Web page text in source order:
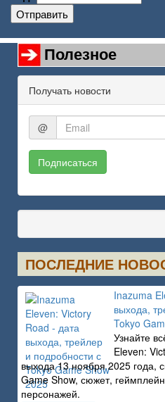
Отправить
Полезное
Получать новости
@
Подписаться
ПОСЛЕДНИЕ
Inazuma
выхода,
Tokyo
Узнайте
Eleven:
выхода 13 ноября 2025 года,
Game Show, сюжет,
персонажей.